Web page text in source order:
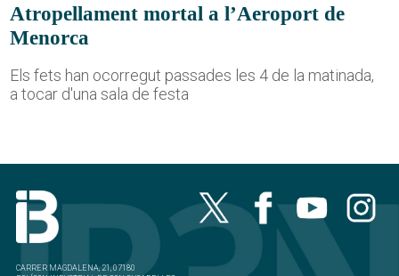
Atropellament mortal a l’Aeroport de
Menorca
Els fets han ocorregut passades les 4 de la matinada,
a tocar d'una sala de festa
CARRER MAGDALENA, 21, 07180